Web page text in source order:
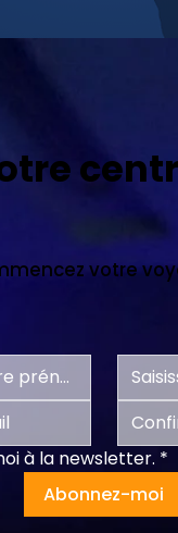
votre
à la newsletter. *
Abonnez-moi